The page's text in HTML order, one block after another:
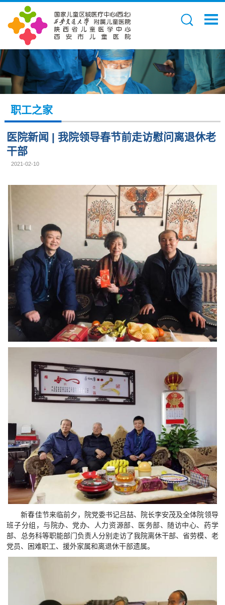
职工之家
医院新闻 | 我院领导春节前走访慰问离退休老
干部
2021-02-10
新春佳节来临前夕，院党委书记吕喆、院长李安茂及全体院领导
班子分组，与院办、党办、人力资源部、医务部、随访中心、药学
部、总务科等职能部门负责人分别走访了我院离休干部、省劳模、老
党员、困难职工、援外家属和离退休干部遗属。